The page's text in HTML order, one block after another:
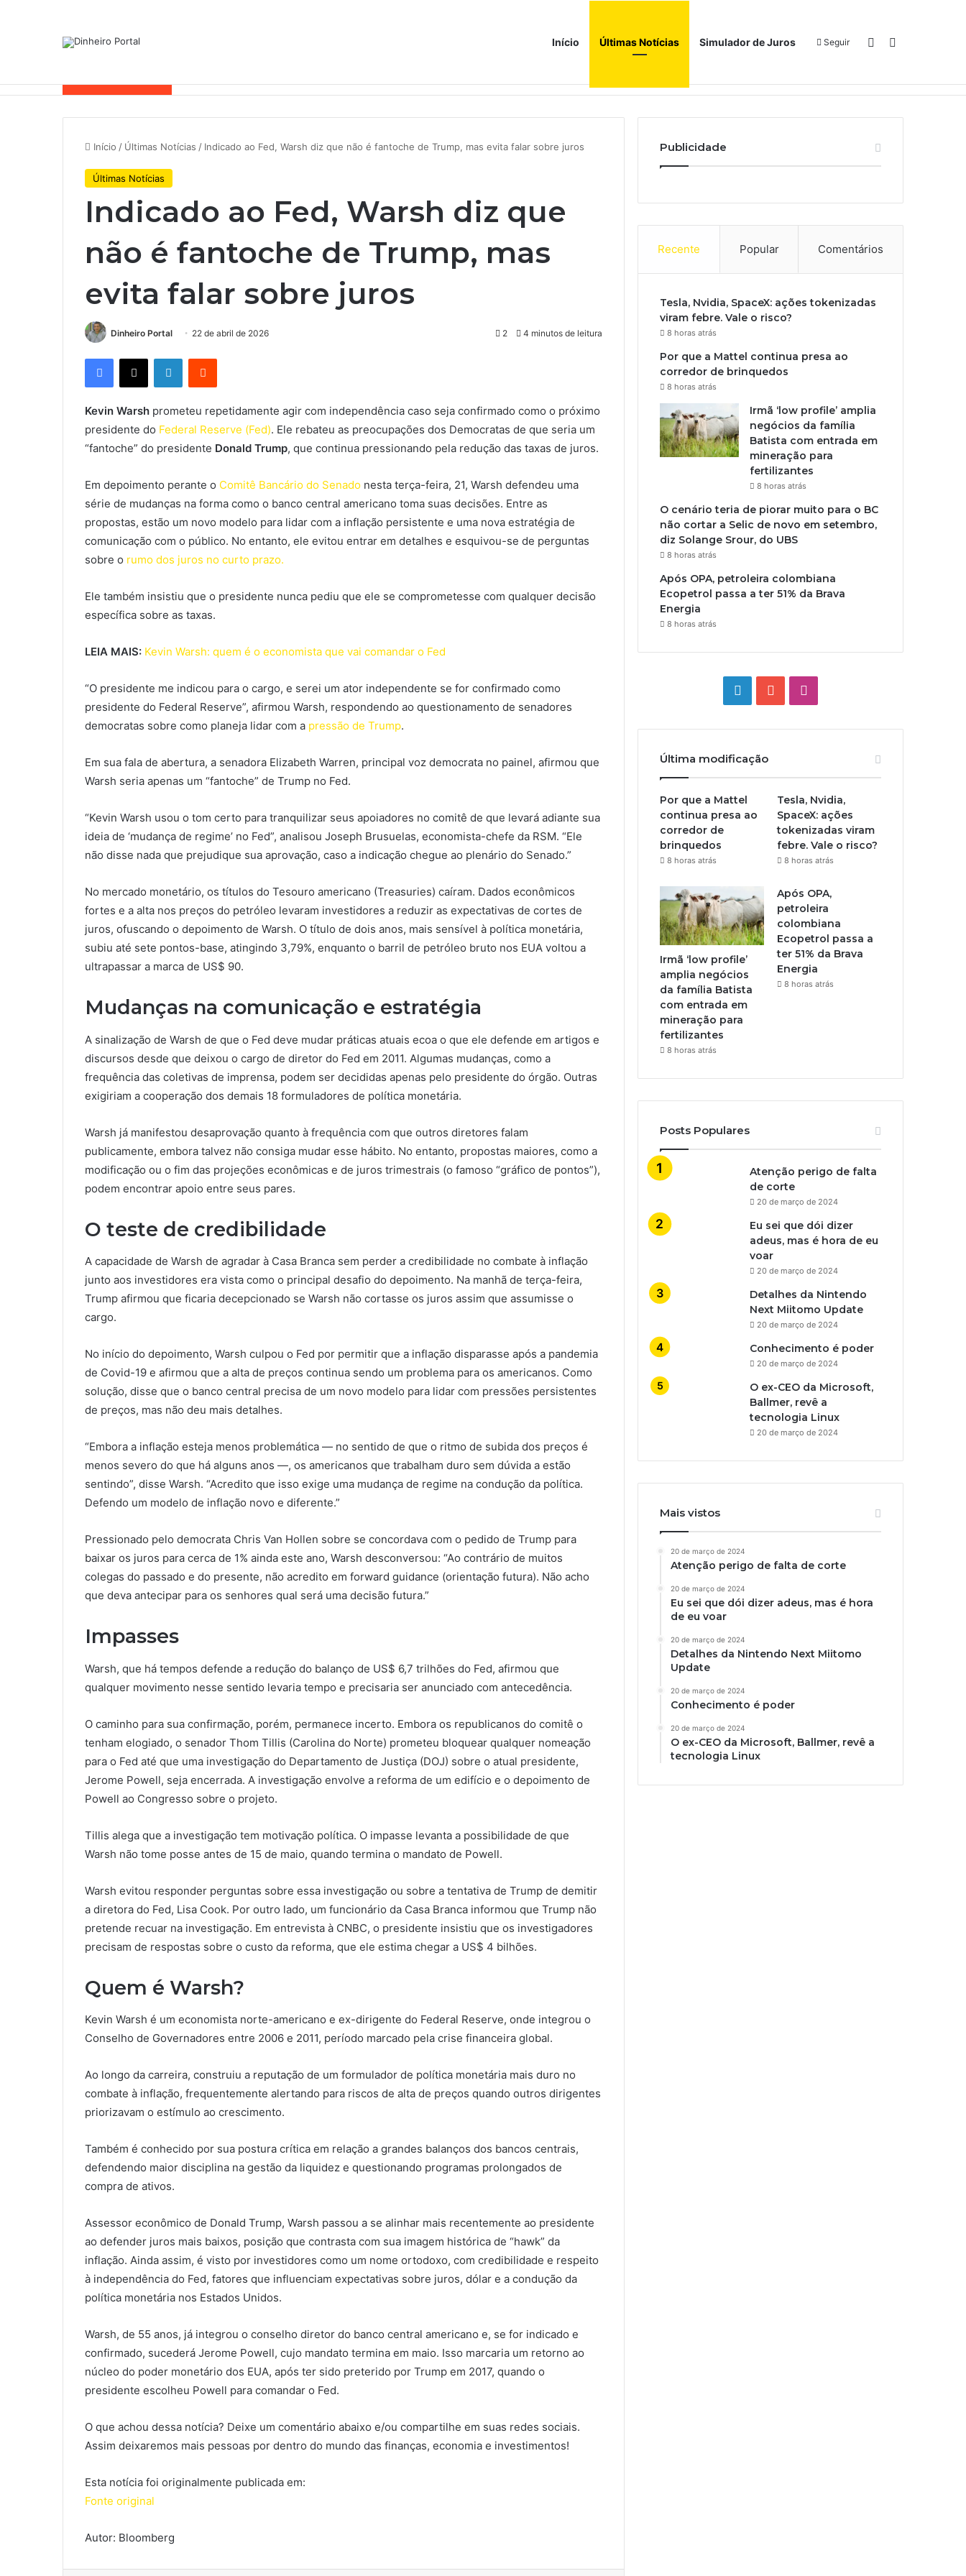
Início Últimas Notícias Simulador de Juros Seguir Switch skin
Início / Últimas Notícias / Indicado ao Fed, Warsh diz que não é fantoche de Trump, mas evita falar sobre juros
Últimas Notícias
Indicado ao Fed, Warsh diz que
não é fantoche de Trump, mas
evita falar sobre juros
Dinheiro Portal 22 de abril de 2026 2 4 minutos de leitura
Facebook
X LinkedinReddit
Kevin Warsh prometeu repetidamente agir com independência caso seja confirmado como o próximo
presidente do Federal Reserve (Fed). Ele rebateu as preocupações dos Democratas de que seria um
“fantoche” do presidente Donald Trump, que continua pressionando pela redução das taxas de juros.
Em depoimento perante o Comitê Bancário do Senado nesta terça-feira, 21, Warsh defendeu uma
série de mudanças na forma como o banco central americano toma suas decisões. Entre as
propostas, estão um novo modelo para lidar com a inflação persistente e uma nova estratégia de
comunicação com o público. No entanto, ele evitou entrar em detalhes e esquivou-se de perguntas
sobre o rumo dos juros no curto prazo.
Ele também insistiu que o presidente nunca pediu que ele se comprometesse com qualquer decisão
específica sobre as taxas.
LEIA MAIS: Kevin Warsh: quem é o economista que vai comandar o Fed
“O presidente me indicou para o cargo, e serei um ator independente se for confirmado como
presidente do Federal Reserve”, afirmou Warsh, respondendo ao questionamento de senadores
democratas sobre como planeja lidar com a pressão de Trump.
Em sua fala de abertura, a senadora Elizabeth Warren, principal voz democrata no painel, afirmou que
Warsh seria apenas um “fantoche” de Trump no Fed.
“Kevin Warsh usou o tom certo para tranquilizar seus apoiadores no comitê de que levará adiante sua
ideia de ‘mudança de regime’ no Fed”, analisou Joseph Brusuelas, economista-chefe da RSM. “Ele
não disse nada que prejudique sua aprovação, caso a indicação chegue ao plenário do Senado.”
No mercado monetário, os títulos do Tesouro americano (Treasuries) caíram. Dados econômicos
fortes e a alta nos preços do petróleo levaram investidores a reduzir as expectativas de cortes de
juros, ofuscando o depoimento de Warsh. O título de dois anos, mais sensível à política monetária,
subiu até sete pontos-base, atingindo 3,79%, enquanto o barril de petróleo bruto nos EUA voltou a
ultrapassar a marca de US$ 90.
Mudanças na comunicação e estratégia
A sinalização de Warsh de que o Fed deve mudar práticas atuais ecoa o que ele defende em artigos e
discursos desde que deixou o cargo de diretor do Fed em 2011. Algumas mudanças, como a
frequência das coletivas de imprensa, podem ser decididas apenas pelo presidente do órgão. Outras
exigiriam a cooperação dos demais 18 formuladores de política monetária.
Warsh já manifestou desaprovação quanto à frequência com que outros diretores falam
publicamente, embora talvez não consiga mudar esse hábito. No entanto, propostas maiores, como a
modificação ou o fim das projeções econômicas e de juros trimestrais (o famoso “gráfico de pontos”),
podem encontrar apoio entre seus pares.
O teste de credibilidade
A capacidade de Warsh de agradar à Casa Branca sem perder a credibilidade no combate à inflação
junto aos investidores era vista como o principal desafio do depoimento. Na manhã de terça-feira,
Trump afirmou que ficaria decepcionado se Warsh não cortasse os juros assim que assumisse o
cargo.
No início do depoimento, Warsh culpou o Fed por permitir que a inflação disparasse após a pandemia
de Covid-19 e afirmou que a alta de preços continua sendo um problema para os americanos. Como
solução, disse que o banco central precisa de um novo modelo para lidar com pressões persistentes
de preços, mas não deu mais detalhes.
“Embora a inflação esteja menos problemática — no sentido de que o ritmo de subida dos preços é
menos severo do que há alguns anos —, os americanos que trabalham duro sem dúvida a estão
sentindo”, disse Warsh. “Acredito que isso exige uma mudança de regime na condução da política.
Defendo um modelo de inflação novo e diferente.”
Pressionado pelo democrata Chris Van Hollen sobre se concordava com o pedido de Trump para
baixar os juros para cerca de 1% ainda este ano, Warsh desconversou: “Ao contrário de muitos
colegas do passado e do presente, não acredito em forward guidance (orientação futura). Não acho
que deva antecipar para os senhores qual será uma decisão futura.”
Impasses
Warsh, que há tempos defende a redução do balanço de US$ 6,7 trilhões do Fed, afirmou que
qualquer movimento nesse sentido levaria tempo e precisaria ser anunciado com antecedência.
O caminho para sua confirmação, porém, permanece incerto. Embora os republicanos do comitê o
tenham elogiado, o senador Thom Tillis (Carolina do Norte) prometeu bloquear qualquer nomeação
para o Fed até que uma investigação do Departamento de Justiça (DOJ) sobre o atual presidente,
Jerome Powell, seja encerrada. A investigação envolve a reforma de um edifício e o depoimento de
Powell ao Congresso sobre o projeto.
Tillis alega que a investigação tem motivação política. O impasse levanta a possibilidade de que
Warsh não tome posse antes de 15 de maio, quando termina o mandato de Powell.
Warsh evitou responder perguntas sobre essa investigação ou sobre a tentativa de Trump de demitir
a diretora do Fed, Lisa Cook. Por outro lado, um funcionário da Casa Branca informou que Trump não
pretende recuar na investigação. Em entrevista à CNBC, o presidente insistiu que os investigadores
precisam de respostas sobre o custo da reforma, que ele estima chegar a US$ 4 bilhões.
Quem é Warsh?
Kevin Warsh é um economista norte-americano e ex-dirigente do Federal Reserve, onde integrou o
Conselho de Governadores entre 2006 e 2011, período marcado pela crise financeira global.
Ao longo da carreira, construiu a reputação de um formulador de política monetária mais duro no
combate à inflação, frequentemente alertando para riscos de alta de preços quando outros dirigentes
priorizavam o estímulo ao crescimento.
Também é conhecido por sua postura crítica em relação a grandes balanços dos bancos centrais,
defendendo maior disciplina na gestão da liquidez e questionando programas prolongados de
compra de ativos.
Assessor econômico de Donald Trump, Warsh passou a se alinhar mais recentemente ao presidente
ao defender juros mais baixos, posição que contrasta com sua imagem histórica de “hawk” da
inflação. Ainda assim, é visto por investidores como um nome ortodoxo, com credibilidade e respeito
à independência do Fed, fatores que influenciam expectativas sobre juros, dólar e a condução da
política monetária nos Estados Unidos.
Warsh, de 55 anos, já integrou o conselho diretor do banco central americano e, se for indicado e
confirmado, sucederá Jerome Powell, cujo mandato termina em maio. Isso marcaria um retorno ao
núcleo do poder monetário dos EUA, após ter sido preterido por Trump em 2017, quando o
presidente escolheu Powell para comandar o Fed.
O que achou dessa notícia? Deixe um comentário abaixo e/ou compartilhe em suas redes sociais.
Assim deixaremos mais pessoas por dentro do mundo das finanças, economia e investimentos!
Esta notícia foi originalmente publicada em:
Fonte original
Autor: Bloomberg
Publicidade
Recente Popular Comentários
Tesla, Nvidia, SpaceX: ações tokenizadas
viram febre. Vale o risco?
8 horas atrás
Por que a Mattel continua presa ao
corredor de brinquedos
8 horas atrás
Irmã ‘low profile’ amplia
negócios da família
Batista com entrada em
mineração para
fertilizantes
8 horas atrás
O cenário teria de piorar muito para o BC
não cortar a Selic de novo em setembro,
diz Solange Srour, do UBS
8 horas atrás
Após OPA, petroleira colombiana
Ecopetrol passa a ter 51% da Brava
Energia
8 horas atrás
LinkedinYouTube
Última modificação
Por que a Mattel
continua presa ao
corredor de
brinquedos
8 horas atrás
Tesla, Nvidia,
SpaceX: ações
tokenizadas viram
febre. Vale o risco?
8 horas atrás
Irmã ‘low profile’
amplia negócios
da família Batista
com entrada em
mineração para
fertilizantes
8 horas atrás
Após OPA,
petroleira
colombiana
Ecopetrol passa a
ter 51% da Brava
Energia
8 horas atrás
Posts Populares
Atenção perigo de falta
de corte
20 de março de 2024
Eu sei que dói dizer
adeus, mas é hora de eu
voar
20 de março de 2024
Detalhes da Nintendo
Next Miitomo Update
20 de março de 2024
Conhecimento é poder
20 de março de 2024
O ex-CEO da Microsoft,
Ballmer, revê a
tecnologia Linux
20 de março de 2024
Mais vistos
20 de março de 2024
Atenção perigo de falta de corte
20 de março de 2024
Eu sei que dói dizer adeus, mas é hora
de eu voar
20 de março de 2024
Detalhes da Nintendo Next Miitomo
Update
20 de março de 2024
Conhecimento é poder
20 de março de 2024
O ex-CEO da Microsoft, Ballmer, revê a
tecnologia Linux